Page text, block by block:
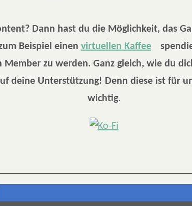
Dann hast du die Möglichkeit, das
Beispiel einen virtuellen Kaffee
Member zu werden. Ganz gleich, wie du
deine Unterstützung! Denn diese ist für
wichtig.